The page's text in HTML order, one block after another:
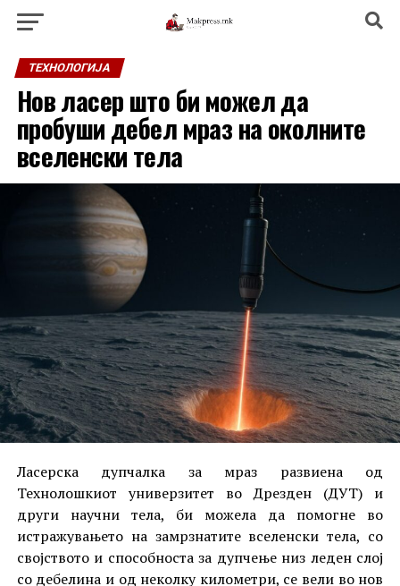
ТЕХНОЛОГИЈА
Нов ласер што би можел да
пробуши дебел мраз на околните
вселенски тела
Ласерска дупчалка за мраз развиена од
Технолошкиот универзитет во Дрезден (ДУТ) и
други научни тела, би можела да помогне во
истражувањето на замрзнатите вселенски тела, со
својството и способноста за дупчење низ леден слој
со дебелина и од неколку километри, се вели во нов